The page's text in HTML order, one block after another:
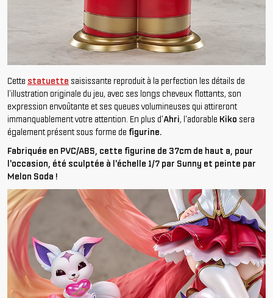
Cette statuette saisissante reproduit à la perfection les détails de
l'illustration originale du jeu, avec ses longs cheveux flottants, son
expression envoûtante et ses queues volumineuses qui attireront
immanquablement votre attention. En plus d'Ahri, l'adorable Kiko sera
également présent sous forme de figurine.
Fabriquée en PVC/ABS, cette figurine de 37cm de haut a, pour
l'occasion, été sculptée à l'échelle 1/7 par Sunny et peinte par
Melon Soda !